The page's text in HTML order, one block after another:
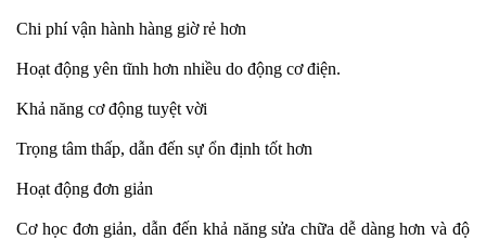
Chi phí vận hành hàng giờ rẻ hơn
Hoạt động yên tĩnh hơn nhiều do động cơ điện.
Khả năng cơ động tuyệt vời
Trọng tâm thấp, dẫn đến sự ổn định tốt hơn
Hoạt động đơn giản
Cơ học đơn giản, dẫn đến khả năng sửa chữa dễ dàng hơn và độ